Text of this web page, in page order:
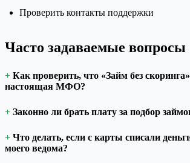
Проверить контакты поддержки
Часто задаваемые вопросы
Как проверить, что «Займ без
настоящая МФО?
Законно ли брать плату за подбор
Что делать, если с карты списали
моего ведома?